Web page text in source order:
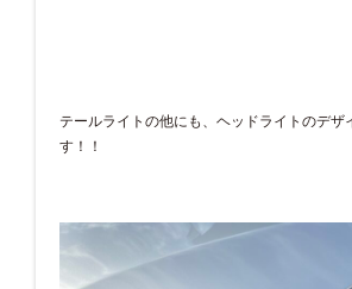
テールライトの他にも、ヘッドライトのデザ
す！！